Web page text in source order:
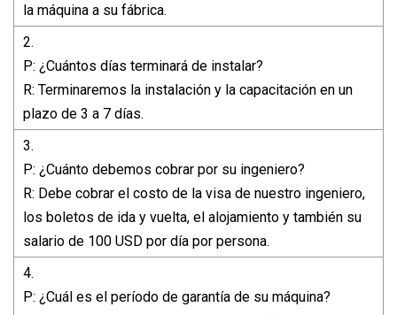
la máquina a su fábrica.
2.
P: ¿Cuántos días terminará de instalar?
R: Terminaremos la instalación y la capacitación en un
plazo de 3 a 7 días.
3.
P: ¿Cuánto debemos cobrar por su ingeniero?
R: Debe cobrar el costo de la visa de nuestro ingeniero,
los boletos de ida y vuelta, el alojamiento y también su
salario de 100 USD por día por persona.
4.
P: ¿Cuál es el período de garantía de su máquina?